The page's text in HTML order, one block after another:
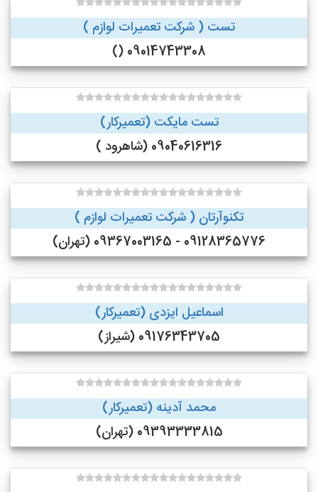
تست ( شرکت تعمیرات لوازم )
09014743308 ()
تست مایکت (تعمیرکار)
09040616316 (شاهرود )
تکنوآرتان ( شرکت تعمیرات لوازم )
09128365776 - 09367003165 (تهران)
اسماعیل ایزدی (تعمیرکار)
09176343705 (شیراز)
محمد آدینه (تعمیرکار)
09393333815 (تهران)